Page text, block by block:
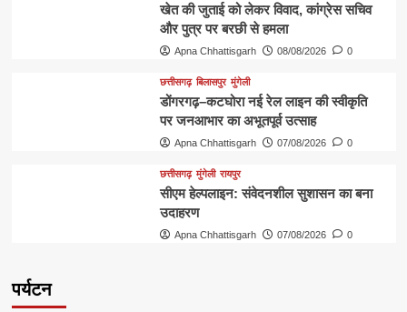
खेत की जुताई को लेकर विवाद, कांग्रेस सचिव
और पुत्र पर बरछी से हमला
Apna Chhattisgarh 08/08/2026 0
छत्तीसगढ़ बिलासपुर मुंगेली
डोंगरगढ़–कटघोरा नई रेल लाइन की स्वीकृति
पर जनआभार का अभूतपूर्व उत्साह
Apna Chhattisgarh 07/08/2026 0
छत्तीसगढ़ मुंगेली रायपुर
सीएम हेल्पलाइन: संवेदनशील सुशासन का बना
उदाहरण
Apna Chhattisgarh 07/08/2026 0
पर्यटन